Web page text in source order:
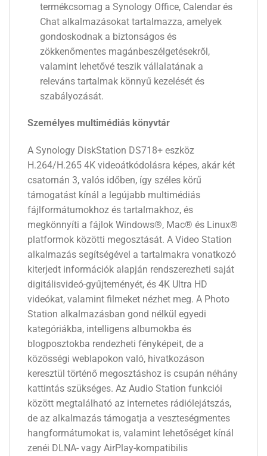
termékcsomag a Synology Office, Calendar és
Chat alkalmazásokat tartalmazza, amelyek
gondoskodnak a biztonságos és
zökkenőmentes magánbeszélgetésekről,
valamint lehetővé teszik vállalatának a
releváns tartalmak könnyű kezelését és
szabályozását.
Személyes multimédiás könyvtár
A Synology DiskStation DS718+ eszköz
H.264/H.265 4K videoátkódolásra képes, akár két
csatornán 3, valós időben, így széles körű
támogatást kínál a legújabb multimédiás
fájlformátumokhoz és tartalmakhoz, és
megkönnyíti a fájlok Windows®, Mac® és Linux®
platformok közötti megosztását. A Video Station
alkalmazás segítségével a tartalmakra vonatkozó
kiterjedt információk alapján rendszerezheti saját
digitálisvideó-gyűjteményét, és 4K Ultra HD
videókat, valamint filmeket nézhet meg. A Photo
Station alkalmazásban gond nélkül egyedi
kategóriákba, intelligens albumokba és
blogposztokba rendezheti fényképeit, de a
közösségi weblapokon való, hivatkozáson
keresztül történő megosztáshoz is csupán néhány
kattintás szükséges. Az Audio Station funkciói
között megtalálható az internetes rádiólejátszás,
de az alkalmazás támogatja a veszteségmentes
hangformátumokat is, valamint lehetőséget kínál
zenéi DLNA- vagy AirPlay-kompatibilis